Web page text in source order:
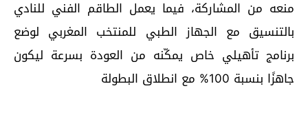
منعه من المشاركة، فيما يعمل الطاقم الفني للنادي
بالتنسيق مع الجهاز الطبي للمنتخب المغربي لوضع
برنامج تأهيلي خاص يمكّنه من العودة بسرعة ليكون
جاهزًا بنسبة 100% مع انطلاق البطولة